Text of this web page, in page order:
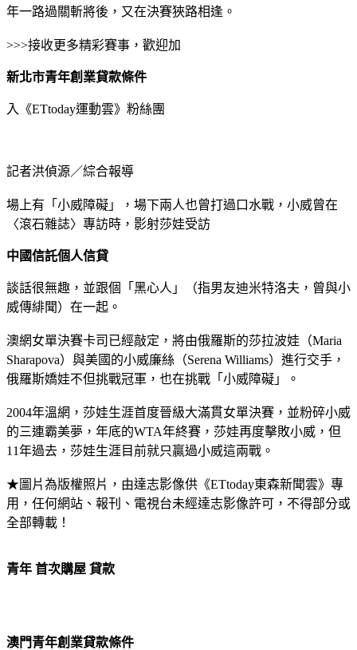
年一路過關斬將後，又在決賽狹路相逢。
>>>接收更多精彩賽事，歡迎加
新北市青年創業貸款條件
入《ETtoday運動雲》粉絲團
記者洪偵源／綜合報導
場上有「小威障礙」，場下兩人也曾打過口水戰，小威曾在
〈滾石雜誌〉專訪時，影射莎娃受訪
中國信託個人信貸
談話很無趣，並跟個「黑心人」（指男友迪米特洛夫，曾與小
威傳緋聞）在一起。
澳網女單決賽卡司已經敲定，將由俄羅斯的莎拉波娃（Maria
Sharapova）與美國的小威廉絲（Serena Williams）進行交手，
俄羅斯嬌娃不但挑戰冠軍，也在挑戰「小威障礙」。
2004年溫網，莎娃生涯首度晉級大滿貫女單決賽，並粉碎小威
的三連霸美夢，年底的WTA年終賽，莎娃再度擊敗小威，但
11年過去，莎娃生涯目前就只贏過小威這兩戰。
★圖片為版權照片，由達志影像供《ETtoday東森新聞雲》專
用，任何網站、報刊、電視台未經達志影像許可，不得部分或
全部轉載！
青年 首次購屋 貸款
澳門青年創業貸款條件